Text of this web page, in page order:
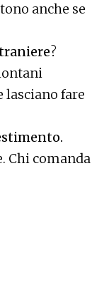
anche se
?
lasciano fare
Chi comanda